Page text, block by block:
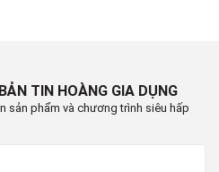
TIN HOÀNG GIA DỤNG
sản phẩm và chương trình siêu hấp